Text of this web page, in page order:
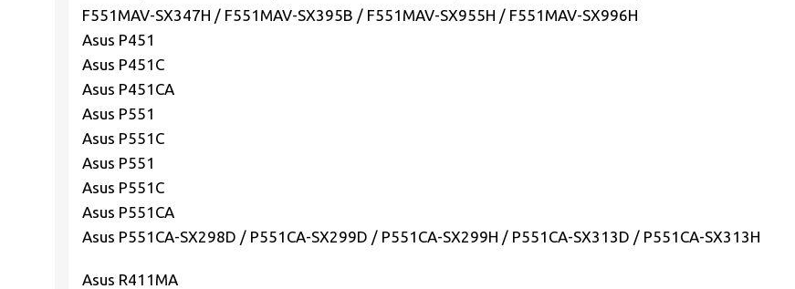
F551MAV-SX347H / F551MAV-SX395B / F551MAV-SX955H / F551MAV-SX996H
Asus P451
Asus P451C
Asus P451CA
Asus P551
Asus P551C
Asus P551
Asus P551C
Asus P551CA
Asus P551CA-SX298D / P551CA-SX299D / P551CA-SX299H / P551CA-SX313D / P551CA-SX313H
Asus R411MA